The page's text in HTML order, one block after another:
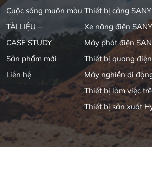
Cuộc sống muôn màu
TÀI LIỆU +
CASE STUDY
Sản phẩm mới
Liên hệ
Thiết bị cảng SANY
Xe nâng điện SANY
Máy phát điện
Thiết bị quang điện
Máy nghiền di
Thiết bị làm việc
Thiết bị sản xuất